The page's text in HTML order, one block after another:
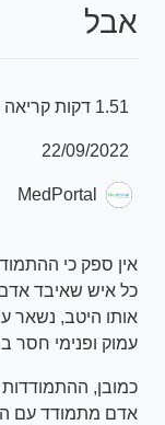
אבל
1.51 דקות קריאה
22/09/2022
MedPortal
אין ספק כי
כל איש שאיבד אדם
אותו היטב, נשאר
עמוק ופנימי חסר
כמובן,
אדם מתמודד עם